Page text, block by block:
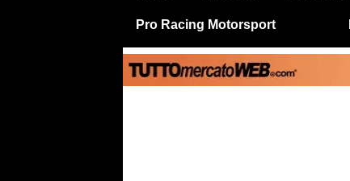
Pro Racing Motorsport